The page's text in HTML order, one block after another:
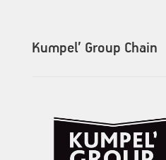
Kumpel’ Group Chain